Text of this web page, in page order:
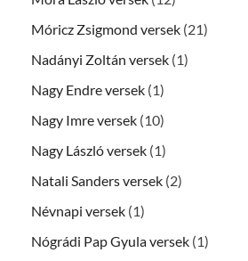
Móricz Zsigmond versek (21)
Nadányi Zoltán versek (1)
Nagy Endre versek (1)
Nagy Imre versek (10)
Nagy László versek (1)
Natali Sanders versek (2)
Névnapi versek (1)
Nógrádi Pap Gyula versek (1)